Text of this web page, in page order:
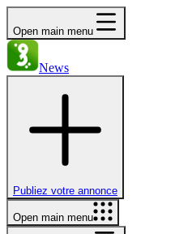
Open main menu
News
Publiez votre annonce
Open main menu